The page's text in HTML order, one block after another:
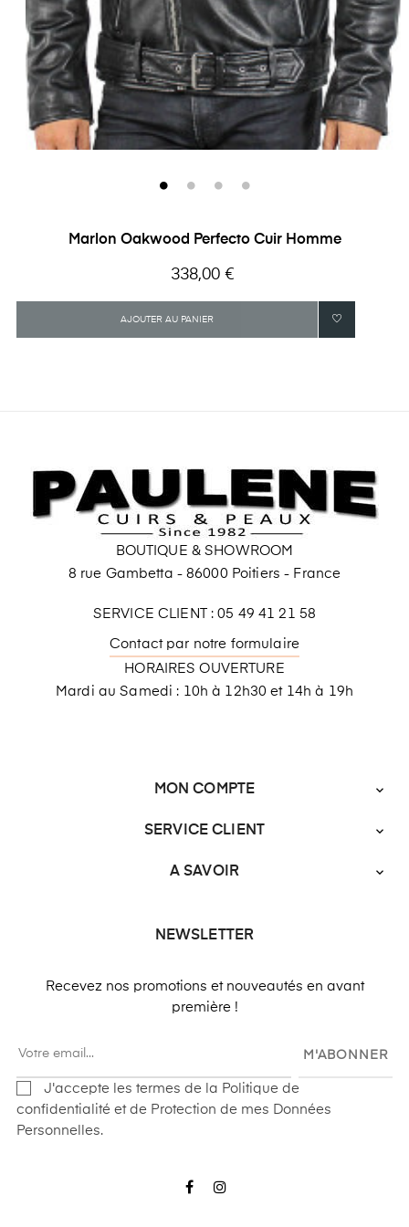
Marlon Oakwood Perfecto Cuir Homme
Prix
338,00 €
AJOUTER AU PANIER
BOUTIQUE & SHOWROOM
8 rue Gambetta - 86000 Poitiers - France
SERVICE CLIENT : 05 49 41 21 58
Contact par notre formulaire
HORAIRES OUVERTURE
Mardi au Samedi : 10h à 12h30 et 14h à 19h
MON COMPTE 
SERVICE CLIENT 
A SAVOIR 
NEWSLETTER
Recevez nos promotions et nouveautés en avant
première !
M'ABONNER
J'accepte les termes de la Politique de
confidentialité et de Protection de mes Données
Personnelles.
Facebook